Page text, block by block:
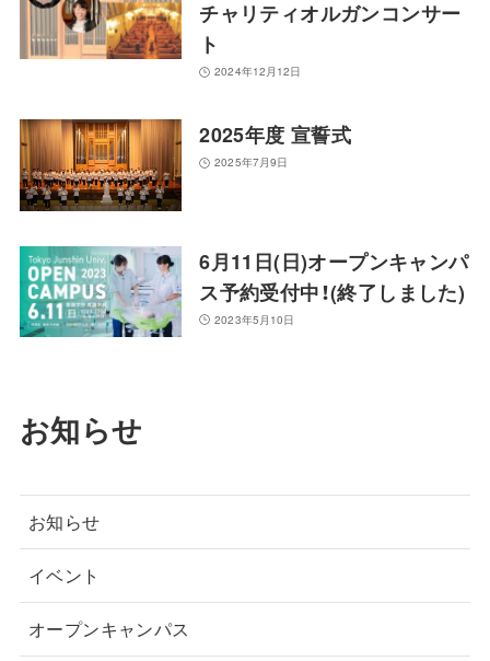
チャリティオルガンコンサー
ト
2024年12月12日
2025年度 宣誓式
2025年7月9日
6月11日(日)オープンキャンパ
ス予約受付中！(終了しました)
2023年5月10日
お知らせ
お知らせ
イベント
オープンキャンパス